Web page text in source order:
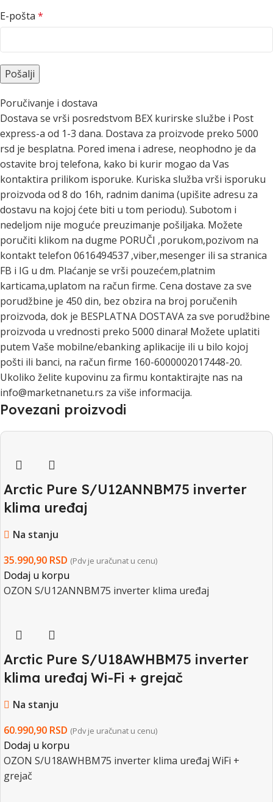
E-pošta *
Poručivanje i dostava
Dostava se vrši posredstvom BEX kurirske službe i Post
express-a od 1-3 dana. Dostava za proizvode preko 5000
rsd je besplatna. Pored imena i adrese, neophodno je da
ostavite broj telefona, kako bi kurir mogao da Vas
kontaktira prilikom isporuke. Kuriska služba vrši isporuku
proizvoda od 8 do 16h, radnim danima (upišite adresu za
dostavu na kojoj ćete biti u tom periodu). Subotom i
nedeljom nije moguće preuzimanje pošiljaka. Možete
poručiti klikom na dugme PORUČI ,porukom,pozivom na
kontakt telefon 0616494537 ,viber,mesenger ili sa stranica
FB i IG u dm. Plaćanje se vrši pouzećem,platnim
karticama,uplatom na račun firme. Cena dostave za sve
porudžbine je 450 din, bez obzira na broj poručenih
proizvoda, dok je BESPLATNA DOSTAVA za sve porudžbine
proizvoda u vrednosti preko 5000 dinara! Možete uplatiti
putem Vaše mobilne/ebanking aplikacije ili u bilo kojoj
pošti ili banci, na račun firme 160-6000002017448-20.
Ukoliko želite kupovinu za firmu kontaktirajte nas na
info@marketnanetu.rs za više informacija.
Povezani proizvodi
Arctic Pure S/U12ANNBM75 inverter
klima uređaj
Na stanju
35.990,90 RSD (Pdv je uračunat u cenu)
Dodaj u korpu
OZON S/U12ANNBM75 inverter klima uređaj
Arctic Pure S/U18AWHBM75 inverter
klima uređaj Wi-Fi + grejač
Na stanju
60.990,90 RSD (Pdv je uračunat u cenu)
Dodaj u korpu
OZON S/U18AWHBM75 inverter klima uređaj WiFi +
grejač